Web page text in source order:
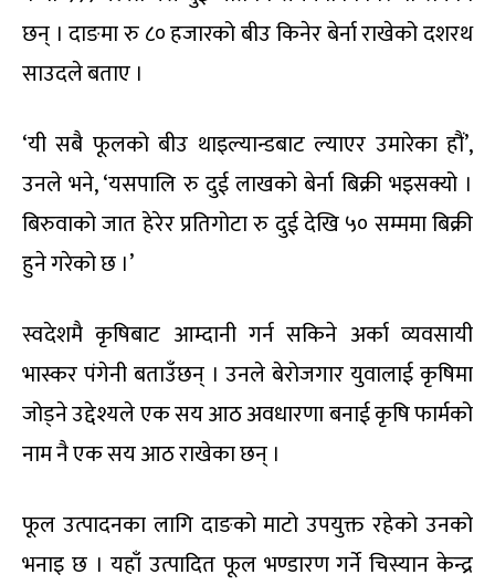
छन् । दाङमा रु ८० हजारको बीउ किनेर बेर्ना राखेको दशरथ
साउदले बताए ।
‘यी सबै फूलको बीउ थाइल्यान्डबाट ल्याएर उमारेका हौं’,
उनले भने, ‘यसपालि रु दुई लाखको बेर्ना बिक्री भइसक्यो ।
बिरुवाको जात हेरेर प्रतिगोटा रु दुई देखि ५० सम्ममा बिक्री
हुने गरेको छ ।’
स्वदेशमै कृषिबाट आम्दानी गर्न सकिने अर्का व्यवसायी
भास्कर पंगेनी बताउँछन् । उनले बेरोजगार युवालाई कृषिमा
जोड्ने उद्देश्यले एक सय आठ अवधारणा बनाई कृषि फार्मको
नाम नै एक सय आठ राखेका छन् ।
फूल उत्पादनका लागि दाङको माटो उपयुक्त रहेको उनको
भनाइ छ । यहाँ उत्पादित फूल भण्डारण गर्ने चिस्यान केन्द्र